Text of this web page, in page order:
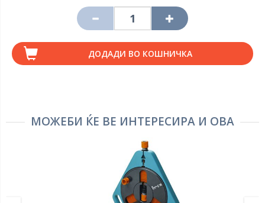
ДОДАДИ ВО КОШНИЧКА
МОЖЕБИ ЌЕ ВЕ ИНТЕРЕСИРА И ОВА